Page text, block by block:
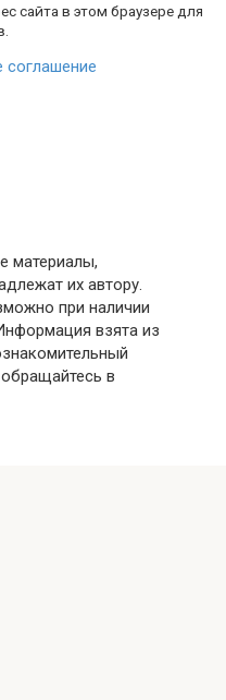
сайта в этом браузере для
соглашение
материалы,
их автору.
при наличии
взята из
в